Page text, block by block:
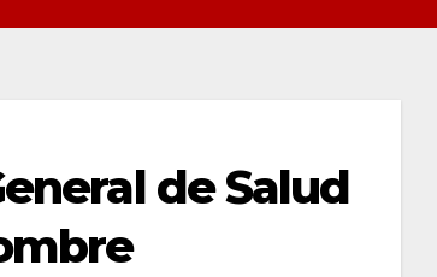
de Salud